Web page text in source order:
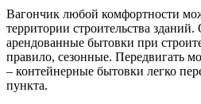
Вагончик любой комфортности
территории строительства
арендованные бытовки при
правило, сезонные. Передвигать
– контейнерные бытовки легко
пункта.